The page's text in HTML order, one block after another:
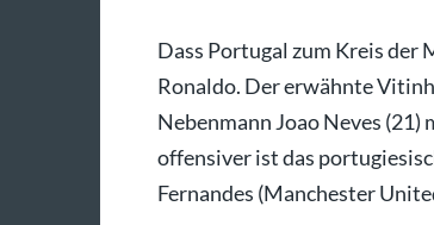
Dass Portugal zum Kreis
Ronaldo. Der erwähnte
Nebenmann Joao Neves (21)
offensiver ist das
Fernandes (Manchester